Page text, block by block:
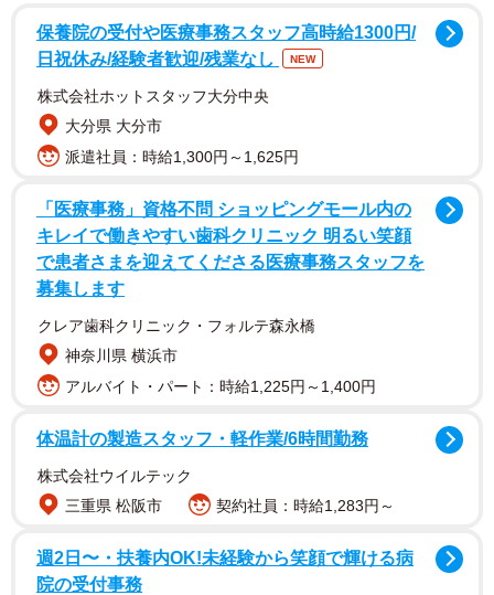
投稿主は、北海道・斜里町在住の5児の母、やよいさん
（@yayoi_5kidslife）。話題になった映像は、2月の三連休
に家族で釧路動物園へ出かけた帰り道に撮影したものでし
た。その日は道民の感覚では2月にしては暖かく、夫が運転
する傍らで助手席には次女、やよいさんは後部座席の間か
らスマートフォンを構えていたといいます。
前方で何台か車が止まっているのが見えたとき、やよいさ
保養院の受付や医療事務スタッフ高時給1300円/
日祝休み/経験者歓迎/残業なし
NEW
株式会社ホットスタッフ大分中央
大分県 大分市
派遣社員：時給1,300円～1,625円
「医療事務」資格不問 ショッピングモール内の
キレイで働きやすい歯科クリニック 明るい笑顔
で患者さまを迎えてくださる医療事務スタッフを
募集します
クレア歯科クリニック・フォルテ森永橋
神奈川県 横浜市
アルバイト・パート：時給1,225円～1,400円
体温計の製造スタッフ・軽作業/6時間勤務
株式会社ウイルテック
三重県 松阪市
契約社員：時給1,283円～
週2日〜・扶養内OK!未経験から笑顔で輝ける病
院の受付事務